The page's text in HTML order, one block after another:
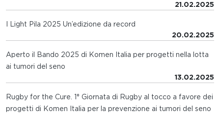
21.02.2025
I Light Pila 2025 Un’edizione da record
20.02.2025
Aperto il Bando 2025 di Komen Italia per progetti nella lotta
ai tumori del seno
13.02.2025
Rugby for the Cure. 1° Giornata di Rugby al tocco a favore dei
progetti di Komen Italia per la prevenzione ai tumori del seno